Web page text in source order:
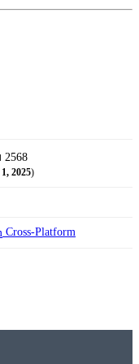
2025)
Cross-Platform